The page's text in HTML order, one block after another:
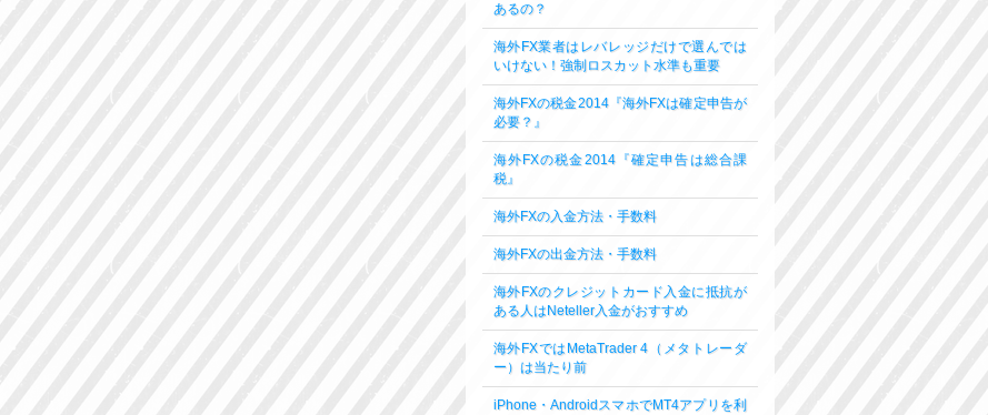
あるの？
海外FX業者はレバレッジだけで選んでは
いけない！強制ロスカット水準も重要
海外FXの税金2014『海外FXは確定申告が
必要？』
海外FXの税金2014『確定申告は総合課
税』
海外FXの入金方法・手数料
海外FXの出金方法・手数料
海外FXのクレジットカード入金に抵抗が
ある人はNeteller入金がおすすめ
海外FXではMetaTrader 4（メタトレーダ
ー）は当たり前
iPhone・AndroidスマホでMT4アプリを利